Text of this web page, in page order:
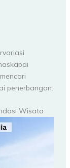
penerbangan.
Wisata